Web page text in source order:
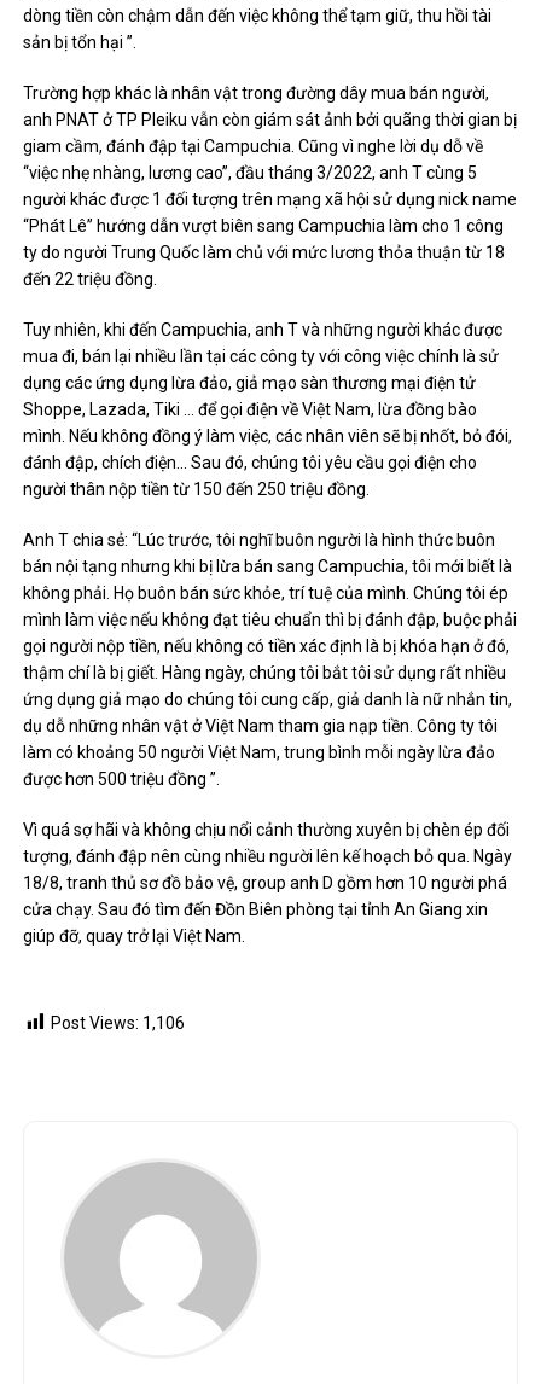
dòng tiền còn chậm dẫn đến việc không thể tạm giữ, thu hồi tài
sản bị tổn hại ”.
Trường hợp khác là nhân vật trong đường dây mua bán người,
anh PNAT ở TP Pleiku vẫn còn giám sát ảnh bởi quãng thời gian bị
giam cầm, đánh đập tại Campuchia. Cũng vì nghe lời dụ dỗ về
“việc nhẹ nhàng, lương cao”, đầu tháng 3/2022, anh T cùng 5
người khác được 1 đối tượng trên mạng xã hội sử dụng nick name
“Phát Lê” hướng dẫn vượt biên sang Campuchia làm cho 1 công
ty do người Trung Quốc làm chủ với mức lương thỏa thuận từ 18
đến 22 triệu đồng.
Tuy nhiên, khi đến Campuchia, anh T và những người khác được
mua đi, bán lại nhiều lần tại các công ty với công việc chính là sử
dụng các ứng dụng lừa đảo, giả mạo sàn thương mại điện tử
Shoppe, Lazada, Tiki … để gọi điện về Việt Nam, lừa đồng bào
mình. Nếu không đồng ý làm việc, các nhân viên sẽ bị nhốt, bỏ đói,
đánh đập, chích điện… Sau đó, chúng tôi yêu cầu gọi điện cho
người thân nộp tiền từ 150 đến 250 triệu đồng.
Anh T chia sẻ: “Lúc trước, tôi nghĩ buôn người là hình thức buôn
bán nội tạng nhưng khi bị lừa bán sang Campuchia, tôi mới biết là
không phải. Họ buôn bán sức khỏe, trí tuệ của mình. Chúng tôi ép
mình làm việc nếu không đạt tiêu chuẩn thì bị đánh đập, buộc phải
gọi người nộp tiền, nếu không có tiền xác định là bị khóa hạn ở đó,
thậm chí là bị giết. Hàng ngày, chúng tôi bắt tôi sử dụng rất nhiều
ứng dụng giả mạo do chúng tôi cung cấp, giả danh là nữ nhắn tin,
dụ dỗ những nhân vật ở Việt Nam tham gia nạp tiền. Công ty tôi
làm có khoảng 50 người Việt Nam, trung bình mỗi ngày lừa đảo
được hơn 500 triệu đồng ”.
Vì quá sợ hãi và không chịu nổi cảnh thường xuyên bị chèn ép đối
tượng, đánh đập nên cùng nhiều người lên kế hoạch bỏ qua. Ngày
18/8, tranh thủ sơ đồ bảo vệ, group anh D gồm hơn 10 người phá
cửa chạy. Sau đó tìm đến Đồn Biên phòng tại tỉnh An Giang xin
giúp đỡ, quay trở lại Việt Nam.
Post Views: 1,106